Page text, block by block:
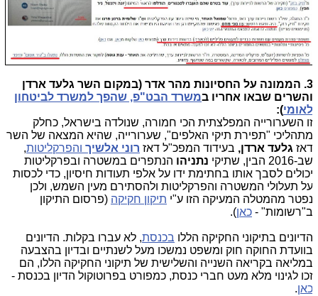
3. הממונה על החסיונות מהר אדר (במקום השר גלעד ארדן
והשרים שבאו אחריו במשרד הבט"פ, שהפך למשרד לביטחון
לאומי):
זו השערורייה המפלצתית הכי חמורה, שנולדה בישראל, כחלק
מתהליכי "תפירת תיקי האלפים", שערורייה, שהיא המצאה של השר
דאזגלעד ארדן,בעידוד המפכ"ל דאזרוני אלשיךוהפרקליטות,
שב-2016 הבין, שתיקי
נתניהוהנתפרים במשטרה ובפרקליטות
יכולים לסבך אותו בחתימת ידו על אלפי תעודות חיסיון, כדי לכסות
על תעלולי המשטרה והפרקליטות ולהסתירם מעין השמש, ולכן
נפטר מהמטלה המעיקה הזו ע"יתיקון חקיקה(פרסום התיקון
ב"רשומות" -כאן).
הדיונים בתיקוני החקיקה הללובכנסת, לא עברו בקלות. הדיונים
בוועדת החוקה חוק ומשפט נמשכו מעל לשנתיים ובדיון בהצבעה
במליאה בקריאה השנייה והשלישית של תיקוני החקיקה הללו, הם
זכו לגינוי מלא מעט חברי כנסת, כמפורט בפרוטוקול הדיון בכנסת -
כאן.